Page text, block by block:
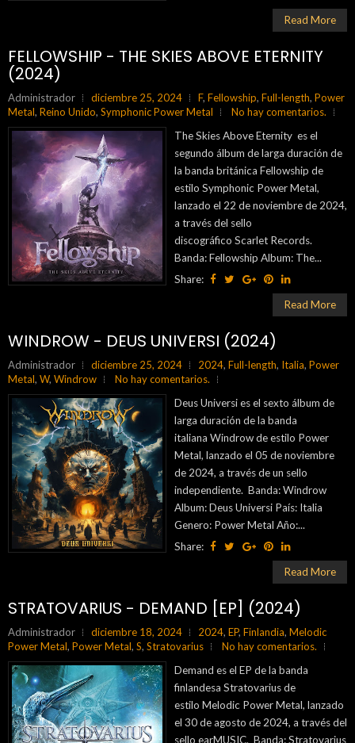
Read More
FELLOWSHIP - THE SKIES ABOVE ETERNITY
(2024)
Administrador diciembre 25, 2024 F, Fellowship, Full-length, Power
Metal, Reino Unido, Symphonic Power Metal
No hay comentarios.
The Skies Above Eternity es el
segundo álbum de larga duración de
la banda británica Fellowship de
estilo Symphonic Power Metal,
lanzado el 22 de noviembre de 2024,
a través del sello
discográfico Scarlet Records.
Banda: Fellowship Album: The...
Share:
Read More
WINDROW - DEUS UNIVERSI (2024)
Administrador diciembre 25, 2024 2024, Full-length, Italia, Power
Metal, W, Windrow
No hay comentarios.
Deus Universi es el sexto álbum de
larga duración de la banda
italiana Windrow de estilo Power
Metal, lanzado el 05 de noviembre
de 2024, a través de un sello
independiente. Banda: Windrow
Album: Deus Universi País: Italia
Genero: Power Metal Año:...
Share:
Read More
STRATOVARIUS - DEMAND [EP] (2024)
Administrador diciembre 18, 2024 2024, EP, Finlandia, Melodic
Power Metal, Power Metal, S, Stratovarius
No hay comentarios.
Demand es el EP de la banda
finlandesa Stratovarius de
estilo Melodic Power Metal, lanzado
el 30 de agosto de 2024, a través del
sello earMUSIC. Banda: Stratovarius